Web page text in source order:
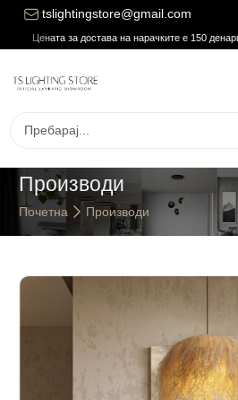
tslightingstore@gmail.com
Цената за достава на нарачките е 150 денари.
Производи
Почетна Производи